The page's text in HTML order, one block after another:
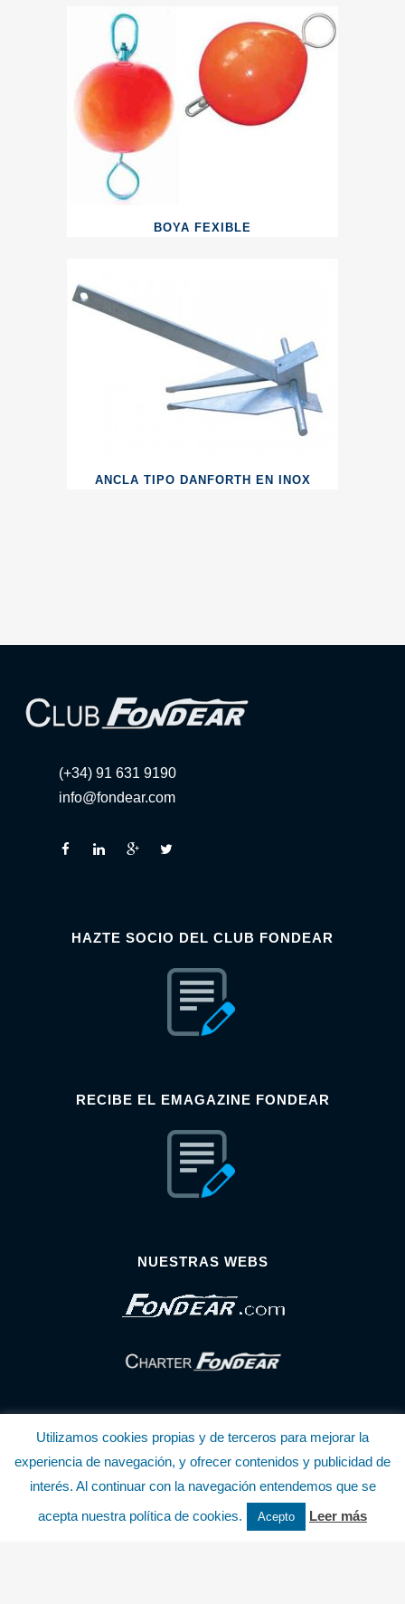
BOYA FEXIBLE
ANCLA TIPO DANFORTH EN INOX
(+34) 91 631 9190
info@fondear.com
HAZTE SOCIO DEL CLUB FONDEAR
RECIBE EL EMAGAZINE FONDEAR
NUESTRAS WEBS
© Copyright Fondear, S.L.
Aunque se consideran exactas, declinamos toda responsabilidad sobre la
Utilizamos cookies propias y de terceros para mejorar la
experiencia de navegación, y ofrecer contenidos y publicidad de
interés. Al continuar con la navegación entendemos que se
acepta nuestra política de cookies.
Acepto Leer más